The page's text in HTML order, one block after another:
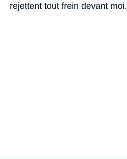
rejettent tout frein devant moi.